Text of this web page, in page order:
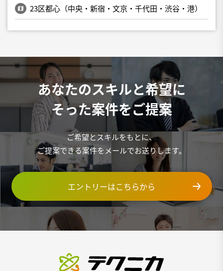
23区都心（中央・新宿・文京・千代田・渋谷・港）
あなたのスキルと希望に
そった案件をご提案
ご希望とスキルをもとに、
ご提案できる案件をメールでお送りします。
エントリーはこちらから